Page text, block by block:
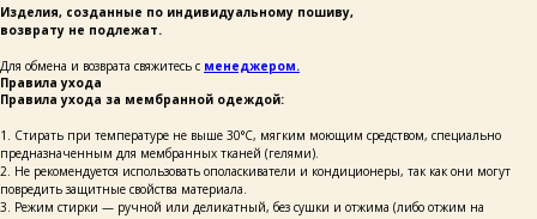
Изделия, созданные по индивидуальному пошиву,
возврату не подлежат.
Для обмена и возврата свяжитесь с менеджером.
Правила ухода
Правила ухода за мембранной одеждой:
1. Стирать при температуре не выше 30°C, мягким моющим средством, специально
предназначенным для мембранных тканей (гелями).
2. Не рекомендуется использовать ополаскиватели и кондиционеры, так как они могут
повредить защитные свойства материала.
3. Режим стирки — ручной или деликатный, без сушки и отжима (либо отжим на
политика конфиденциальности
публичная оферта
разработка сайта
Магазин:
г. Красноярск,
ул. Березина 82д
Магазин работает
в режиме предварительной записи.
Просто напишите нам в чат
для брони времени